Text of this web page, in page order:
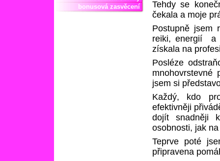
bonusová zasvěcení
Tehdy se
čekala a moje
Postupně jsem
reiki, energií a
získala na
Posléze
mnohovrstevné
jsem si
Každý, kdo
efektivněji
dojít snadněji
osobnosti, jak
Teprve poté
připravena